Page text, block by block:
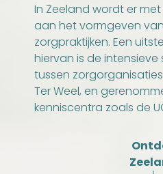
In Zeeland wordt er
aan het vormgeven
zorgpraktijken. Een
hiervan is de intensieve
tussen zorgorganisaties
Ter Weel, en
kenniscentra zoals de